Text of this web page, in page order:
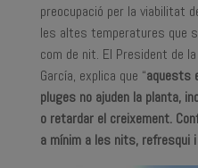
preocupació per la viabilitat
les altes temperatures que
com de nit. El President de
García, explica que “aquests
pluges no ajuden la planta,
o retardar el creixement.
a mínim a les nits, refresqui